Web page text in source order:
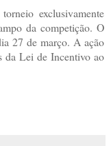
exclusivamente
da competição. O
27 de março. A ação
da Lei de Incentivo ao